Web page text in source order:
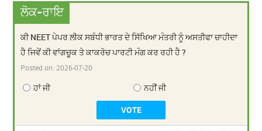
ਲੋਕ-ਰਾਇ
ਕੀ NEET ਪੇਪਰ ਲੀਕ ਸਬੰਧੀ ਭਾਰਤ ਦੇ ਸਿੱਖਿਆ ਮੰਤਰੀ ਨੂੰ ਅਸਤੀਫਾ ਚਾਹੀਦਾ
ਹੈ ਜਿਵੇਂ ਕੀ ਵਾਂਗਚੂਕ ਤੇ ਕਾਕਰੋਚ ਪਾਰਟੀ ਮੰਗ ਕਰ ਰਹੀ ਹੈ ?
Posted on:2026-07-20
ਹਾਂ ਜੀ ਨਹੀਂ ਜੀ